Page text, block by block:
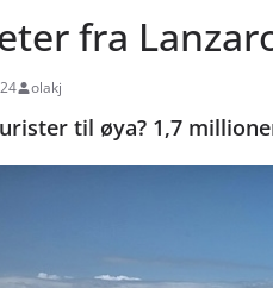
fra
olakj
til øya? 1,7